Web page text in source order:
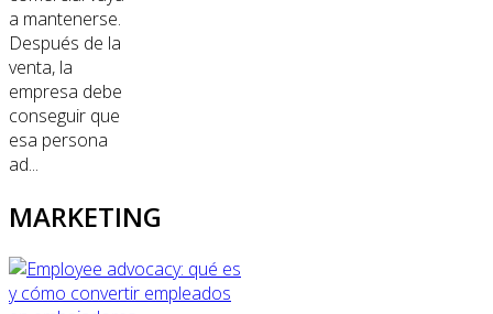
a mantenerse.
Después de la
venta, la
empresa debe
conseguir que
esa persona
ad...
MARKETING